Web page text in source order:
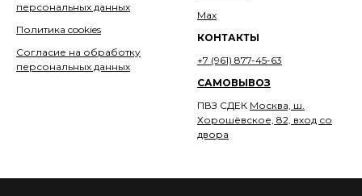
персональных данных
Политика cookies
Согласие на обработку
персональных данных
Мах
КОНТАКТЫ
+7 (961) 877-45-63
САМОВЫВОЗ
ПВЗ СДЕК Москва, ш.
Хорошёвское, 82, вход со
двора